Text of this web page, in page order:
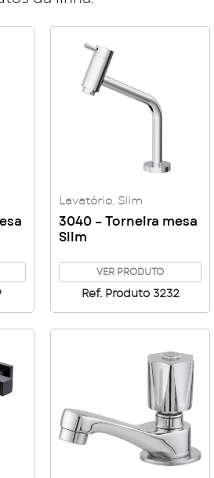
Lavatório, Slim
3040 – Torneira mesa
Slim
VER PRODUTO
Ref. Produto 3232